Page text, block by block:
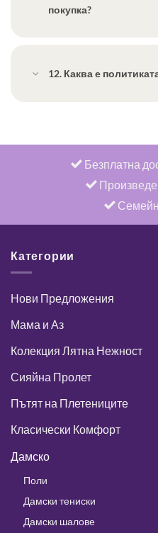
покупка?
12. Каква е
Безплатна
Категории
Нови Предложения
Мама и Аз
Колекция Лятна Нежност
Сияйна Пролет
Пътят на Плетениците
Класически Комфорт
Дамско
Поли
Дамски тениски
Дамски шалове